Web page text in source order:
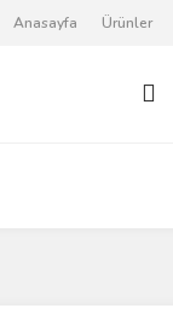
Anasayfa Ürünler